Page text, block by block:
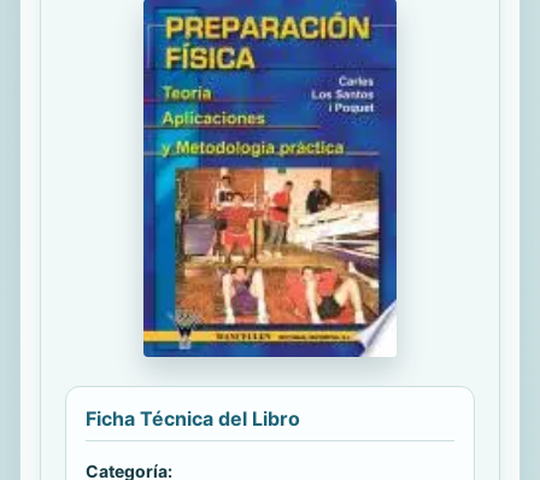
Ficha Técnica del Libro
Categoría: